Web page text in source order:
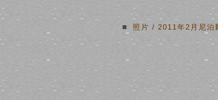
照片 / 2011年2月尼泊